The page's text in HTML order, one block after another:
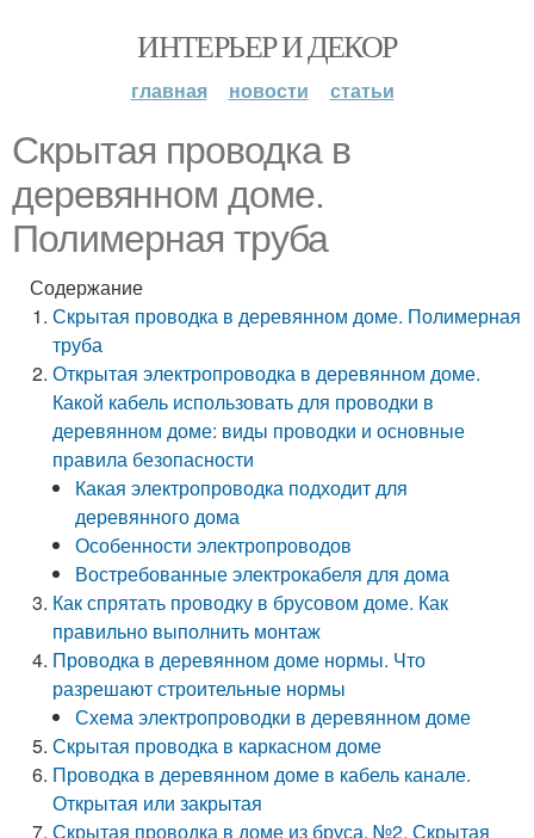
ИНТЕРЬЕР И ДЕКОР
главная новости статьи
Скрытая проводка в
деревянном доме.
Полимерная труба
Содержание
Скрытая проводка в деревянном доме. Полимерная
труба
Открытая электропроводка в деревянном доме.
Какой кабель использовать для проводки в
деревянном доме: виды проводки и основные
правила безопасности
Какая электропроводка подходит для
деревянного дома
Особенности электропроводов
Востребованные электрокабеля для дома
Как спрятать проводку в брусовом доме. Как
правильно выполнить монтаж
Проводка в деревянном доме нормы. Что
разрешают строительные нормы
Схема электропроводки в деревянном доме
Скрытая проводка в каркасном доме
Проводка в деревянном доме в кабель канале.
Открытая или закрытая
Скрытая проводка в доме из бруса. №2. Скрытая